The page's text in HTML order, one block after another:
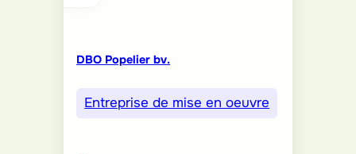
DBO Popelier bv.
Entreprise de mise en oeuvre